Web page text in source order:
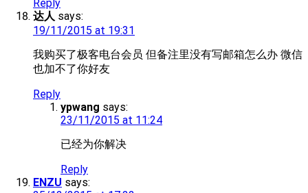
Reply
达人 says:
19/11/2015 at 19:31
我购买了极客电台会员 但备注里没有写邮箱怎么办 微信
也加不了你好友
Reply
ypwang says:
23/11/2015 at 11:24
已经为你解决
Reply
ENZU says: